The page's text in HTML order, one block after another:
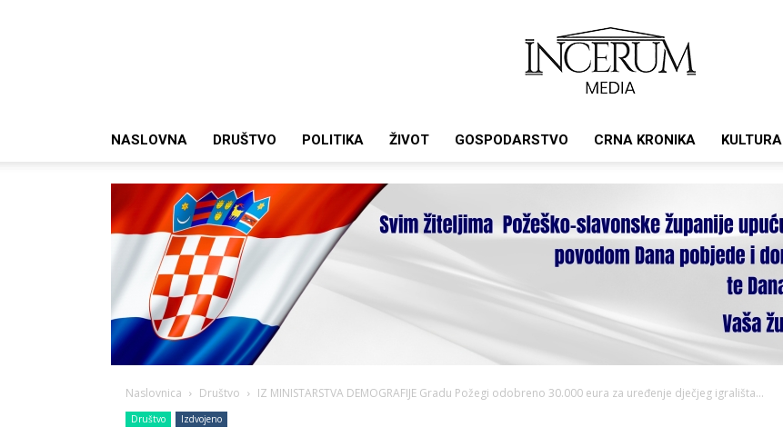
NASLOVNA DRUŠTVO POLITIKA ŽIVOT GOSPODARSTVO CRNA KRONIKA KULTURA
Naslovnica Društvo IZ MINISTARSTVA DEMOGRAFIJE Gradu Požegi odobreno 30.000 eura za uređenje dječjeg igrališta...
Društvo Izdvojeno